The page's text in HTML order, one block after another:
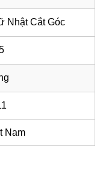
Nhật Cắt Góc
Nam